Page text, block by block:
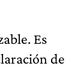
Es
de